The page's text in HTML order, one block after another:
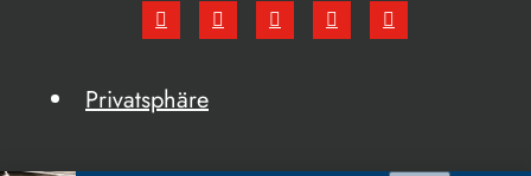
Privatsphäre